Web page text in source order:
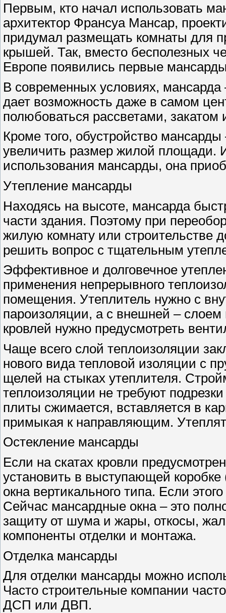
Первым, кто начал использовать
архитектор Франсуа Мансар,
придумал размещать комнаты для
крышей. Так, вместо бесполезных
Европе появились первые
В современных условиях, мансарда
дает возможность даже в самом
полюбоваться рассветами,
Кроме того, обустройство
увеличить размер жилой площади.
использования мансарды, она
Утепление мансарды
Находясь на высоте, мансарда
части здания. Поэтому при
жилую комнату или строительстве
решить вопрос с тщательным
Эффективное и долговечное
применения непрерывного
помещения. Утеплитель нужно с
пароизоляции, а с внешней – слоем
кровлей нужно предусмотреть
Чаще всего слой теплоизоляции
нового вида тепловой изоляции с
щелей на стыках утеплителя.
теплоизоляции не требуют
плиты сжимается, вставляется в
примыкая к направляющим.
Остекление мансарды
Если на скатах кровли
установить в выступающей
окна вертикального типа. Если
Сейчас мансардные окна – это
защиту от шума и жары, откосы,
компоненты отделки и монтажа.
Отделка мансарды
Для отделки мансарды можно
Часто строительные компании
ДСП или ДВП.